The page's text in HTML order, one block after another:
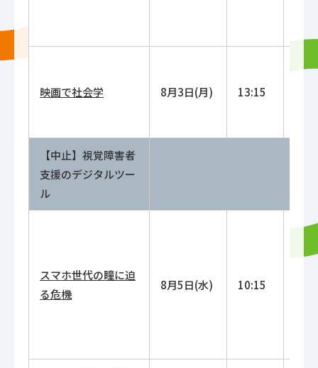
映画で社会学 8月3日(月) 13:15
【中止】視覚障害者
支援のデジタルツー
ル
スマホ世代の瞳に迫
る危機
8月5日(水) 10:15